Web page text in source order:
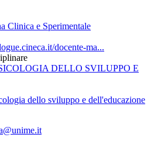
Clinica e Sperimentale
docente-ma...
DELLO SVILUPPO E
dello sviluppo e dell'educazione